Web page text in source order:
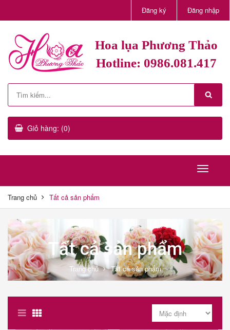
Đăng ký Đăng nhập
Hoa lụa Phương Thảo
Hotline: 0986.081.417
Giỏ hàng: (0)
Trang chủ Tất cả sản phẩm
Tất cả sản phẩm
Trang chủ Tất cả sản phẩm